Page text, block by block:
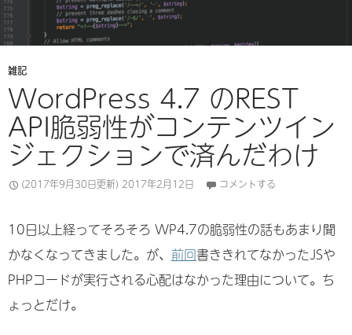
雑記
WordPress 4.7 のREST
API脆弱性がコンテンツイン
ジェクションで済んだわけ
(2017年9月30日更新) 2017年2月12日 コメントする
10日以上経ってそろそろ WP4.7の脆弱性の話もあまり聞
かなくなってきました。が、 前回書ききれてなかったJSや
PHPコードが実行される心配はなかった理由について。ち
ょっとだけ。